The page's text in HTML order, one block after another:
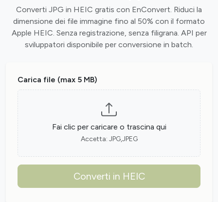
Converti JPG in HEIC gratis con EnConvert. Riduci la
dimensione dei file immagine fino al 50% con il formato
Apple HEIC. Senza registrazione, senza filigrana. API per
sviluppatori disponibile per conversione in batch.
Carica file (max 5 MB)
Fai clic per caricare o trascina qui
Accetta: JPG,JPEG
Converti in HEIC